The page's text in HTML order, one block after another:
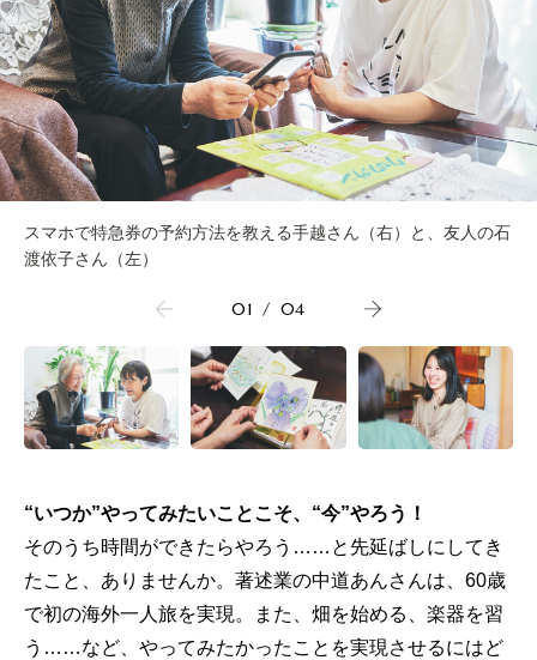
スマホで特急券の予約方法を教える手越さん（右）と、友人の石
渡依子さん（左）
01 / 04
“いつか”やってみたいことこそ、“今”やろう！
そのうち時間ができたらやろう……と先延ばしにしてき
たこと、ありませんか。著述業の中道あんさんは、60歳
で初の海外一人旅を実現。また、畑を始める、楽器を習
う……など、やってみたかったことを実現させるにはど